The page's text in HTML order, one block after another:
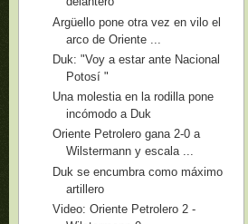
Argüello pone otra vez en vilo el
arco de Oriente ...
Duk: "Voy a estar ante Nacional
Potosí "
Una molestia en la rodilla pone
incómodo a Duk
Oriente Petrolero gana 2-0 a
Wilstermann y escala ...
Duk se encumbra como máximo
artillero
Video: Oriente Petrolero 2 -